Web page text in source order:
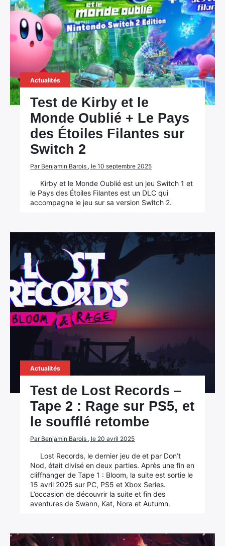
Actualités
Test de Kirby et le
Monde Oublié + Le Pays
des Étoiles Filantes sur
Switch 2
Par Benjamin Barois , le 10 septembre 2025
Kirby et le Monde Oublié est un jeu Switch 1 et
le Pays des Étoiles Filantes est un DLC qui
accompagne le jeu sur sa version Switch 2.
Actualités
Test de Lost Records –
Tape 2 : Rage sur PS5, et
le soufflé retombe
Par Benjamin Barois , le 20 avril 2025
Lost Records, le dernier jeu de et par Don’t
Nod, était divisé en deux parties. Après une fin en
cliffhanger de Tape 1 : Bloom, la suite est sortie le
15 avril 2025 sur PC, PS5 et Xbox Series.
L’occasion de découvrir la suite et fin des
aventures de Swann, Kat, Nora et Autumn.